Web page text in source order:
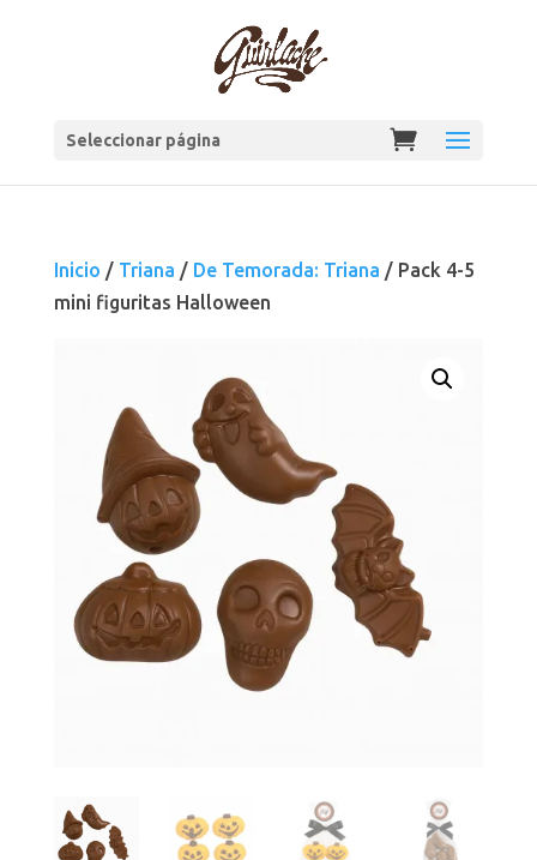
Seleccionar página
Inicio / Triana / De Temorada: Triana / Pack 4-5
mini figuritas Halloween